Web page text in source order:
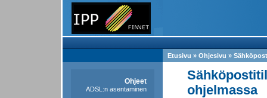
Ohjeet
ADSL:n asentaminen
Etusivu » Ohjesivu »
ohjelmassa